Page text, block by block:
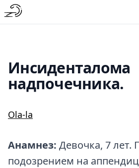
Инсиденталома
надпочечника.
Ola-la
Анамнез: Девочка, 7 лет.
подозрением на